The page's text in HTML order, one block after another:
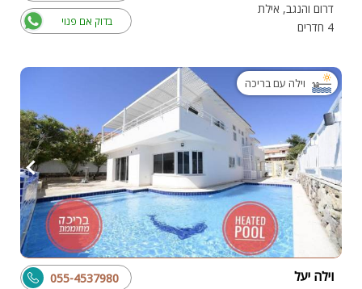
דרום והנגב, אילת
4 חדרים
בדוק אם פנוי
וילה עם בריכה
וילה יעל 055-4537980